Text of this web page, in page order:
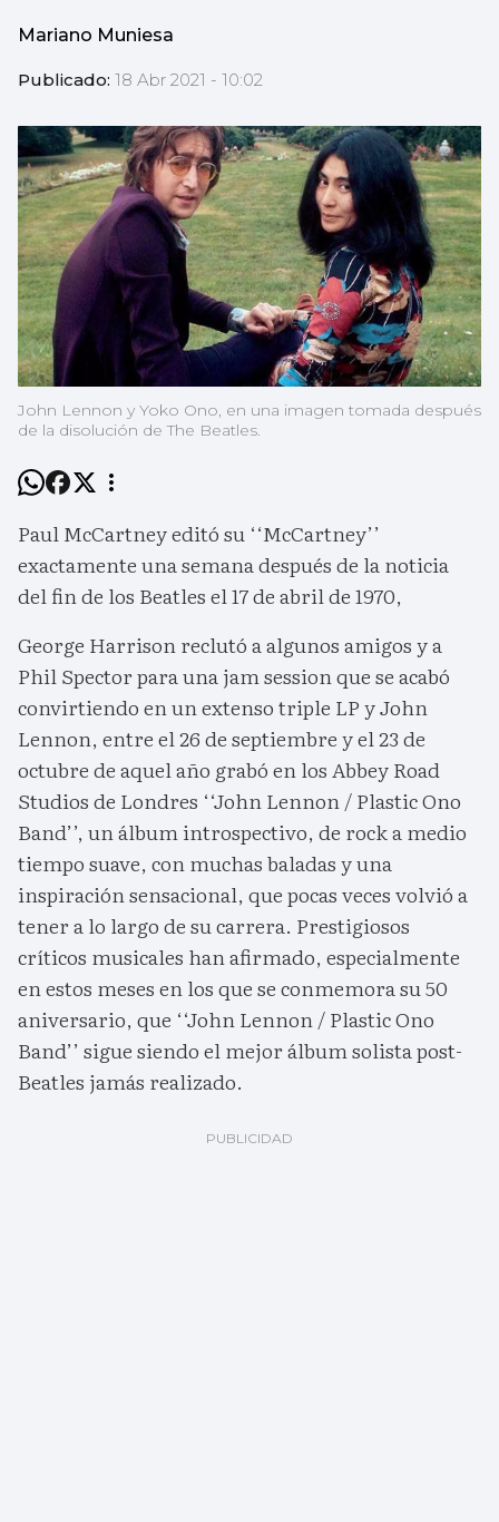
Mariano Muniesa
Publicado: 18 Abr 2021 - 10:02
John Lennon y Yoko Ono, en una imagen tomada después
de la disolución de The Beatles.
Paul McCartney editó su ‘‘McCartney’’
exactamente una semana después de la noticia
del fin de los Beatles el 17 de abril de 1970,
George Harrison reclutó a algunos amigos y a
Phil Spector para una jam session que se acabó
convirtiendo en un extenso triple LP y John
Lennon, entre el 26 de septiembre y el 23 de
octubre de aquel año grabó en los Abbey Road
Studios de Londres ‘‘John Lennon / Plastic Ono
Band’’, un álbum introspectivo, de rock a medio
tiempo suave, con muchas baladas y una
inspiración sensacional, que pocas veces volvió a
tener a lo largo de su carrera. Prestigiosos
críticos musicales han afirmado, especialmente
en estos meses en los que se conmemora su 50
aniversario, que ‘‘John Lennon / Plastic Ono
Band’’ sigue siendo el mejor álbum solista post-
Beatles jamás realizado.